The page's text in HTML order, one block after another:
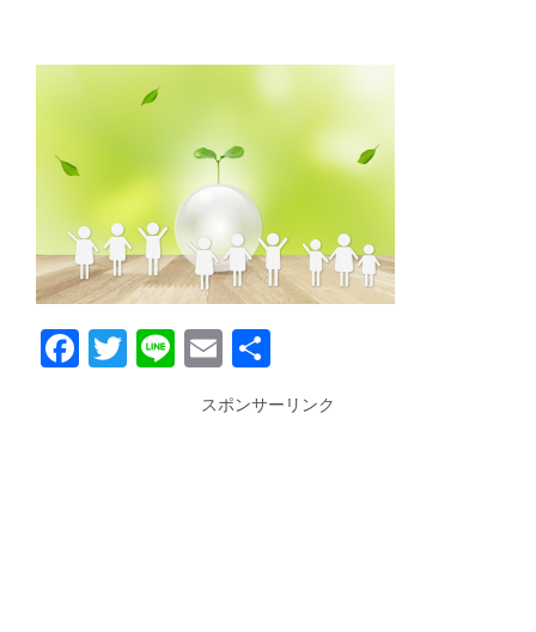
Facebook
Twitter
LineEmail
スポンサーリンク